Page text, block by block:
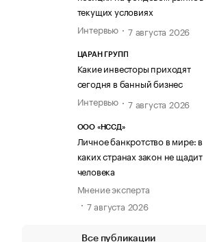
текущих условиях
Интервью
7 августа 2026
ЦАРАН ГРУПП
Какие инвесторы приходят
сегодня в банный бизнес
Интервью
7 августа 2026
ООО «НССД»
Личное банкротство в мире: в
каких странах закон не щадит
человека
Мнение эксперта
7 августа 2026
Все публикации